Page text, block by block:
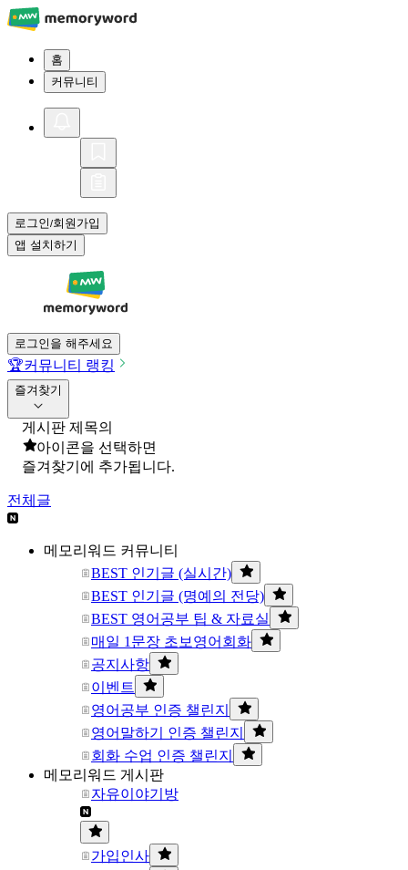
홈
커뮤니티
로그인/회원가입
앱 설치하기
로그인을 해주세요
🏆커뮤니티 랭킹
즐겨찾기
게시판 제목의
아이콘을 선택하면
즐겨찾기에 추가됩니다.
전체글
메모리워드 커뮤니티
BEST 인기글 (실시간)
BEST 인기글 (명예의 전당)
BEST 영어공부 팁 & 자료실
매일 1문장 초보영어회화
공지사항
이벤트
영어공부 인증 챌린지
영어말하기 인증 챌린지
회화 수업 인증 챌린지
메모리워드 게시판
자유이야기방
가입인사